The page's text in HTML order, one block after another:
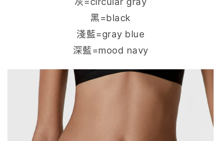
黑=black
淺藍=gray blue
深藍=mood navy